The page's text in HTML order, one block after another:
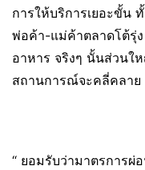
การให้บริการเยอะขั้น
พ่อค้า-แม่ค้าตลาดโต้รุ่
อาหาร จริงๆ นั้นส่วนใ
สถานการณ์จะคลี่คลาย
“ ยอมรับว่ามาตรการผ่